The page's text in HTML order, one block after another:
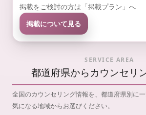
掲載をご検討の方は「掲載プラン」へ
掲載について見る
SERVICE AREA
都道府県からカウンセリ
全国のカウンセリング情報を、都道府県別に一
気になる地域からお選びください。